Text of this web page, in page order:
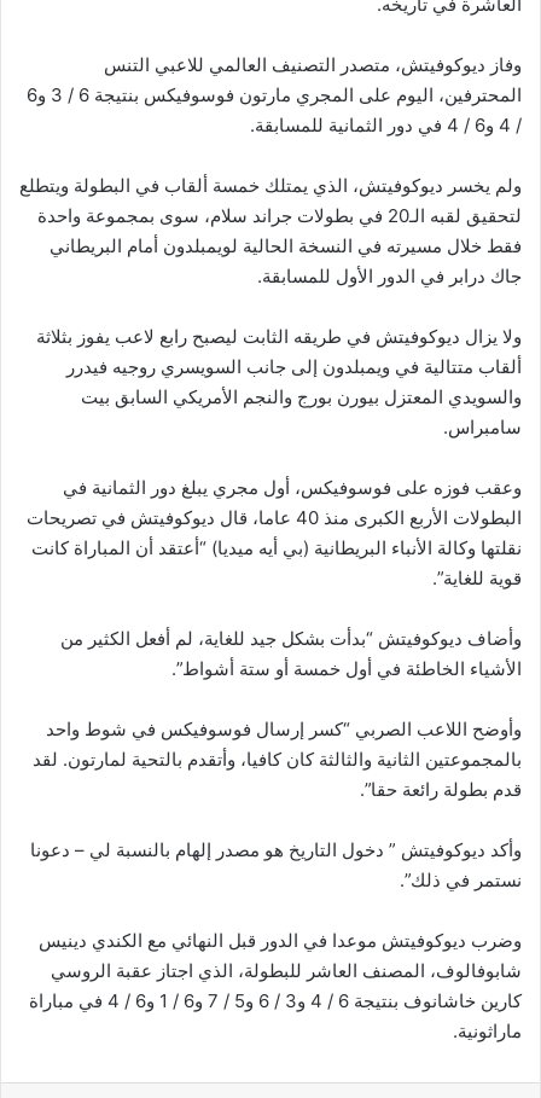
العاشرة في تاريخه.
وفاز ديوكوفيتش، متصدر التصنيف العالمي للاعبي التنس
المحترفين، اليوم على المجري مارتون فوسوفيكس بنتيجة 6 / 3 و6
/ 4 و6 / 4 في دور الثمانية للمسابقة.
ولم يخسر ديوكوفيتش، الذي يمتلك خمسة ألقاب في البطولة ويتطلع
لتحقيق لقبه الـ20 في بطولات جراند سلام، سوى بمجموعة واحدة
فقط خلال مسيرته في النسخة الحالية لويمبلدون أمام البريطاني
جاك درابر في الدور الأول للمسابقة.
ولا يزال ديوكوفيتش في طريقه الثابت ليصبح رابع لاعب يفوز بثلاثة
ألقاب متتالية في ويمبلدون إلى جانب السويسري روجيه فيدرر
والسويدي المعتزل بيورن بورج والنجم الأمريكي السابق بيت
سامبراس.
وعقب فوزه على فوسوفيكس، أول مجري يبلغ دور الثمانية في
البطولات الأربع الكبرى منذ 40 عاما، قال ديوكوفيتش في تصريحات
نقلتها وكالة الأنباء البريطانية (بي أيه ميديا) “أعتقد أن المباراة كانت
قوية للغاية”.
وأضاف ديوكوفيتش “بدأت بشكل جيد للغاية، لم أفعل الكثير من
الأشياء الخاطئة في أول خمسة أو ستة أشواط”.
وأوضح اللاعب الصربي “كسر إرسال فوسوفيكس في شوط واحد
بالمجموعتين الثانية والثالثة كان كافيا، وأتقدم بالتحية لمارتون. لقد
قدم بطولة رائعة حقا”.
وأكد ديوكوفيتش ” دخول التاريخ هو مصدر إلهام بالنسبة لي – دعونا
نستمر في ذلك”.
وضرب ديوكوفيتش موعدا في الدور قبل النهائي مع الكندي دينيس
شابوفالوف، المصنف العاشر للبطولة، الذي اجتاز عقبة الروسي
كارين خاشانوف بنتيجة 6 / 4 و3 / 6 و5 / 7 و6 / 1 و6 / 4 في مباراة
ماراثونية.